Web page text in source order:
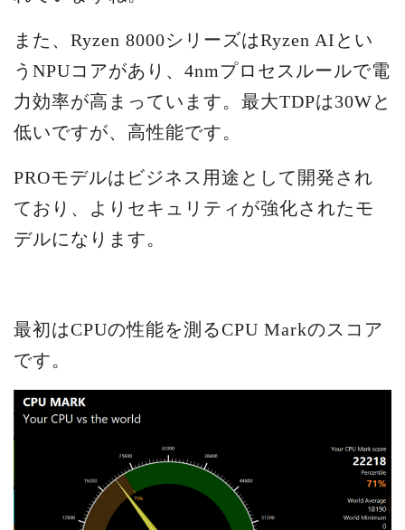
また、Ryzen 8000シリーズはRyzen AIとい
うNPUコアがあり、4nmプロセスルールで電
力効率が高まっています。最大TDPは30Wと
低いですが、高性能です。
PROモデルはビジネス用途として開発され
ており、よりセキュリティが強化されたモ
デルになります。
最初はCPUの性能を測るCPU Markのスコア
です。